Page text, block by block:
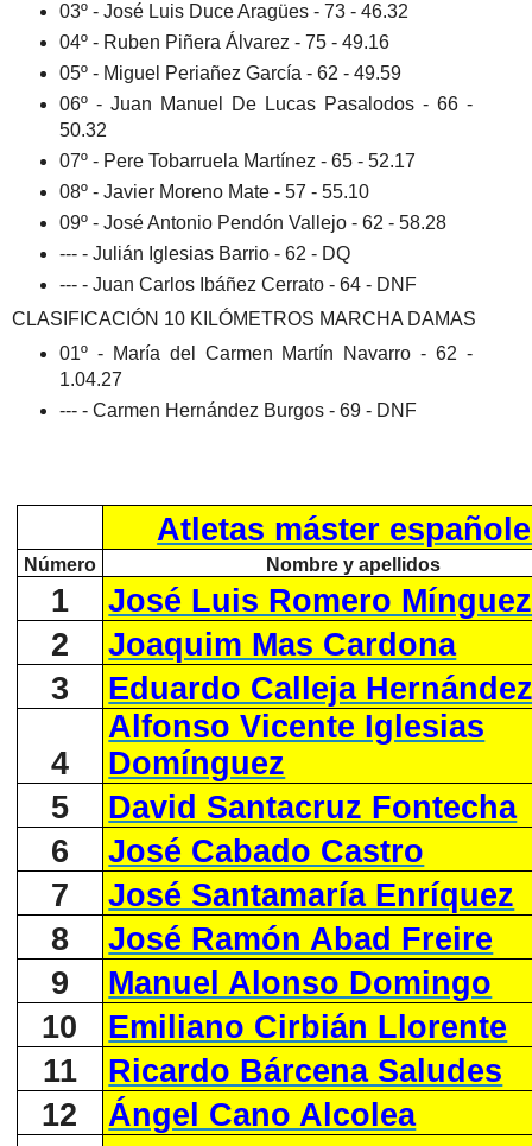
03º - José Luis Duce Aragües - 73 - 46.32
04º - Ruben Piñera Álvarez - 75 - 49.16
05º - Miguel Periañez García - 62 - 49.59
06º - Juan Manuel De Lucas Pasalodos - 66 -
50.32
07º - Pere Tobarruela Martínez - 65 - 52.17
08º - Javier Moreno Mate - 57 - 55.10
09º - José Antonio Pendón Vallejo - 62 - 58.28
--- - Julián Iglesias Barrio - 62 - DQ
--- - Juan Carlos Ibáñez Cerrato - 64 - DNF
CLASIFICACIÓN 10 KILÓMETROS MARCHA DAMAS
01º - María del Carmen Martín Navarro - 62 -
1.04.27
--- - Carmen Hernández Burgos - 69 - DNF
Atletas máster
Número Nombre y apellidos
1
José Luis Romero Mínguez
2
Joaquim Mas Cardona
3
Eduardo Calleja
4
Alfonso Vicente Iglesias
Domínguez
5
David Santacruz Fontecha
6
José Cabado Castro
7
José Santamaría Enríquez
8
José Ramón Abad Freire
9
Manuel Alonso Domingo
10
Emiliano Cirbián Llorente
11
Ricardo Bárcena Saludes
12
Ángel Cano Alcolea